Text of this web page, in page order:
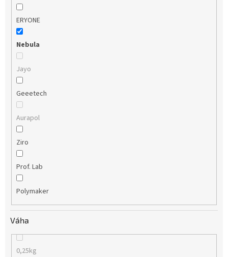
ERYONE
Nebula
Jayo
Geeetech
Aurapol
Ziro
Prof. Lab
Polymaker
Váha
0,25kg